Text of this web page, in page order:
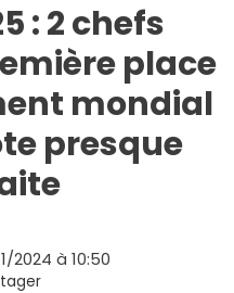
: 2 chefs
place
mondial
presque
2024 à 10:50